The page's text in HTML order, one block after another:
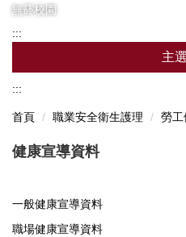
無菸校園
:::
主
最新消息
行事曆
:::
首頁 職業安全衛生護理 勞工
健康宣導資料
一般健康宣導資料
職場健康宣導資料